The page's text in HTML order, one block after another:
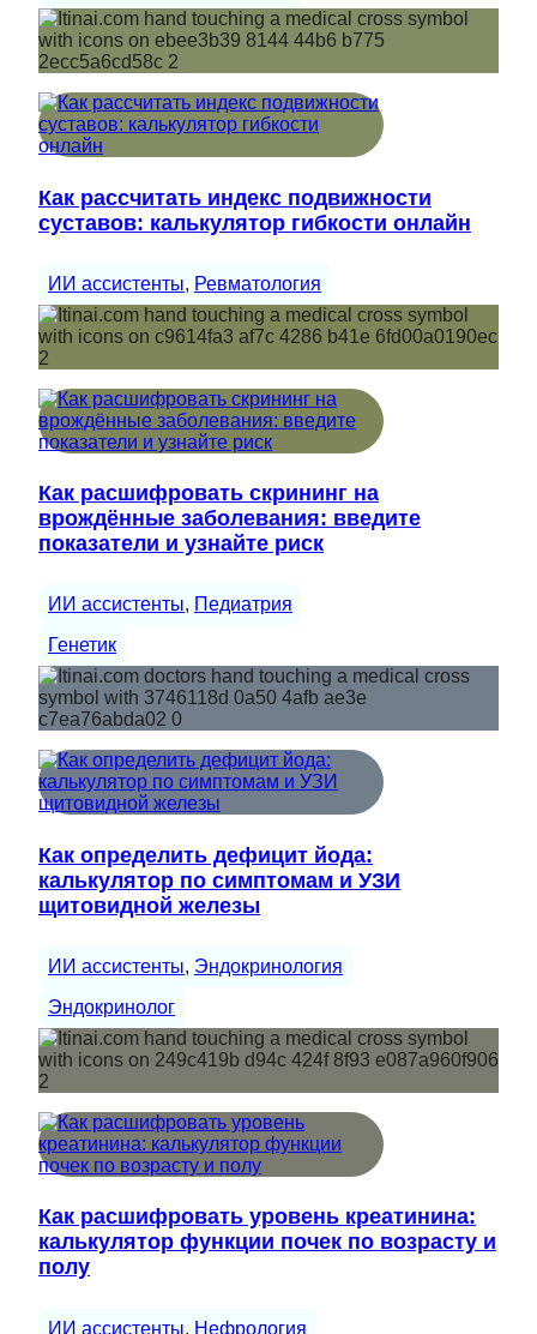
Как рассчитать индекс подвижности
суставов: калькулятор гибкости онлайн
ИИ ассистенты, Ревматология
Как расшифровать скрининг на
врождённые заболевания: введите
показатели и узнайте риск
ИИ ассистенты, Педиатрия
Генетик
Как определить дефицит йода:
калькулятор по симптомам и УЗИ
щитовидной железы
ИИ ассистенты, Эндокринология
Эндокринолог
Как расшифровать уровень креатинина:
калькулятор функции почек по возрасту и
полу
ИИ ассистенты, Нефрология